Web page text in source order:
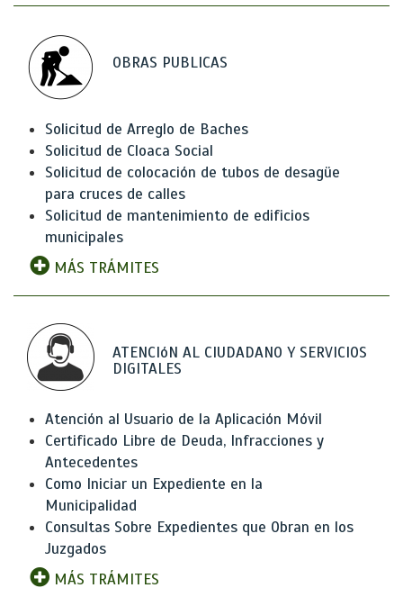
OBRAS PUBLICAS
Solicitud de Arreglo de Baches
Solicitud de Cloaca Social
Solicitud de colocación de tubos de desagüe
para cruces de calles
Solicitud de mantenimiento de edificios
municipales
MÁS TRÁMITES
ATENCIóN AL CIUDADANO Y SERVICIOS
DIGITALES
Atención al Usuario de la Aplicación Móvil
Certificado Libre de Deuda, Infracciones y
Antecedentes
Como Iniciar un Expediente en la
Municipalidad
Consultas Sobre Expedientes que Obran en los
Juzgados
MÁS TRÁMITES